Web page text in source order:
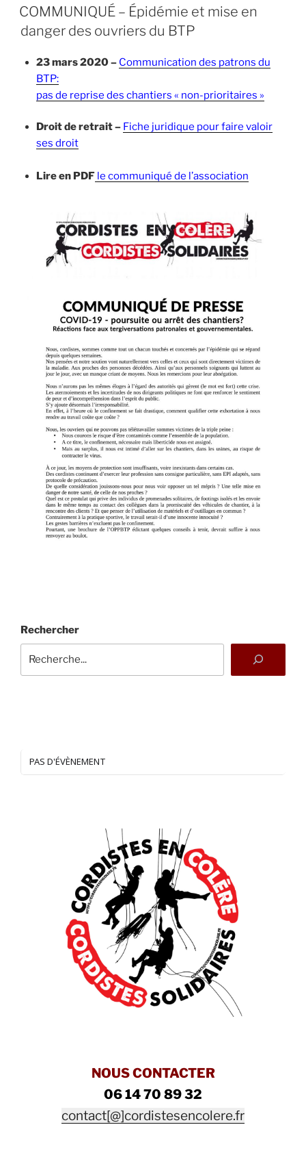
guide
par
LE
COMMUNIQUÉ – Épidémie et mise en
danger des ouvriers du BTP
23 mars 2020 – Communication des patrons du
BTP:
pas de reprise des chantiers « non-prioritaires »
Droit de retrait – Fiche juridique pour faire valoir
ses droit
Lire en PDFle communiqué de l’association
Rechercher
PAS D'ÉVÈNEMENT
NOUS CONTACTER
06 14 70 89 32
contact[@]cordistesencolere.fr